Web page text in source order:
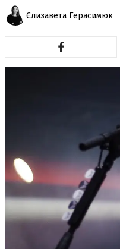
Єлизавета Герасимюк